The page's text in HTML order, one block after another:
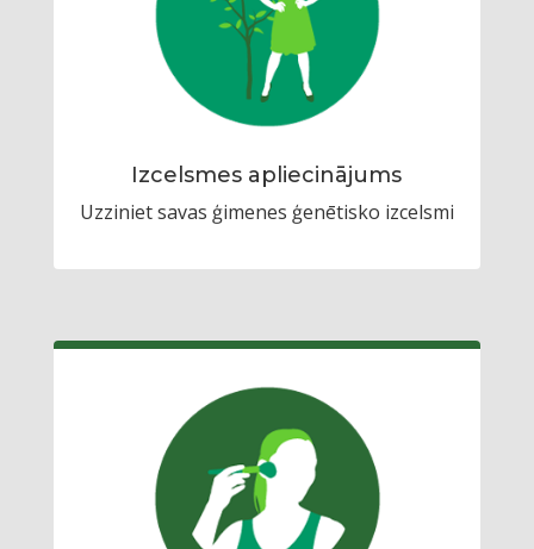
Izcelsmes apliecinājums
Uzziniet savas ģimenes ģenētisko izcelsmi